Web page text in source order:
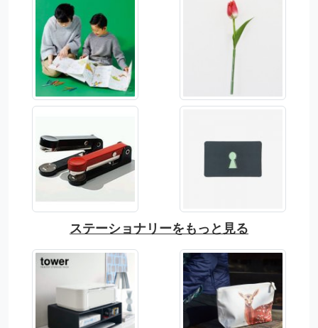
ステーショナリーをもっと見る